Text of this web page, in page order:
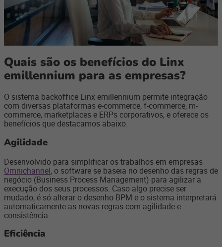
Quais são os benefícios do Linx
emillennium para as empresas?
O sistema backoffice Linx emillennium permite integração
com diversas plataformas e-commerce, f-commerce, m-
commerce, marketplaces e ERPs corporativos, e oferece os
benefícios que destacamos abaixo.
Agilidade
Desenvolvido para simplificar os trabalhos em empresas
Omnichannel, o software se baseia no desenho das regras de
negócio (Business Process Management) para agilizar a
execução dos seus processos. Caso algo precise ser
mudado, é só alterar o desenho BPM e o sistema interpretará
automaticamente as novas regras com agilidade e
consistência.
Eficiência